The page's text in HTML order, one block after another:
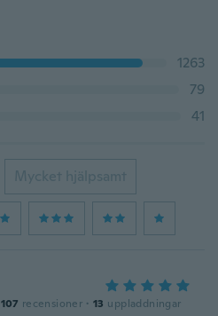
1263
79
41
Mycket hjälpsamt
107 recensioner · 13 uppladdningar